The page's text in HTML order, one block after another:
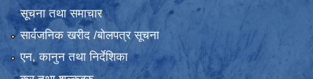
सूचना तथा समाचार
सार्वजनिक खरीद /बोलपत्र सूचना
एन, कानुन तथा निर्देशिका